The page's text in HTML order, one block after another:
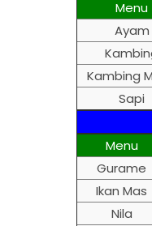
Menu
Ayam
Kambing
Sapi
Menu
Gurame
Ikan Mas
Nila